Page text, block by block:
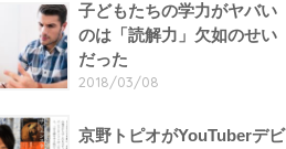
子どもたちの学力がヤバい
のは「読解力」欠如のせい
だった
2018/03/08
京野トピオがYouTuberデビ